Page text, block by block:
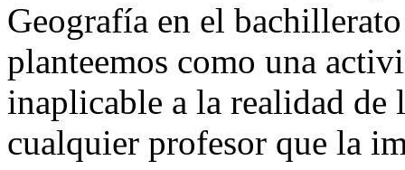
Geografía en el
planteemos como una
inaplicable a la realidad de
cualquier profesor que la